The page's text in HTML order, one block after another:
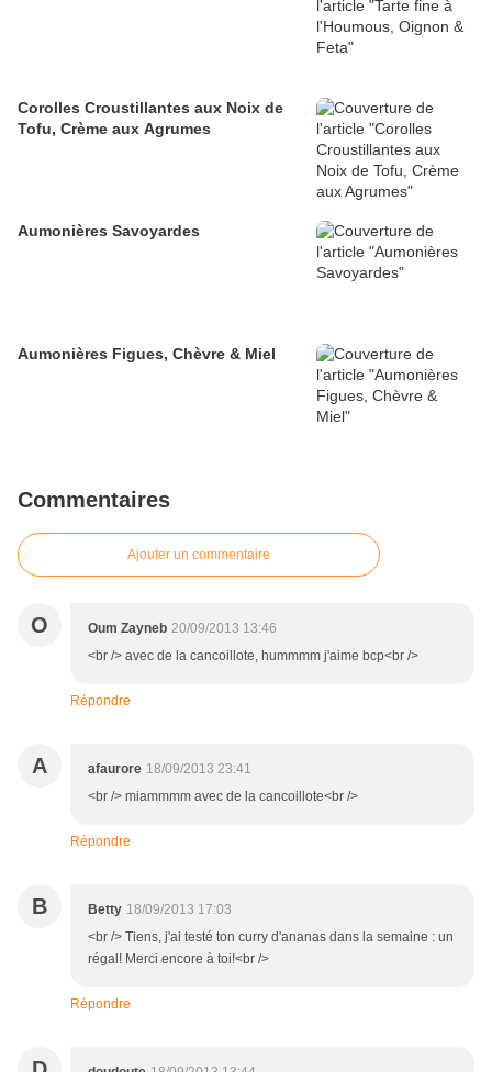
Corolles Croustillantes aux Noix de
Tofu, Crème aux Agrumes
Aumonières Savoyardes
Aumonières Figues, Chèvre & Miel
Commentaires
Ajouter un commentaire
O Oum Zayneb 20/09/2013 13:46
<br /> avec de la cancoillote, hummmm j'aime bcp<br />
Répondre
A afaurore 18/09/2013 23:41
<br /> miammmm avec de la cancoillote<br />
Répondre
B Betty 18/09/2013 17:03
<br /> Tiens, j'ai testé ton curry d'ananas dans la semaine : un
régal! Merci encore à toi!<br />
Répondre